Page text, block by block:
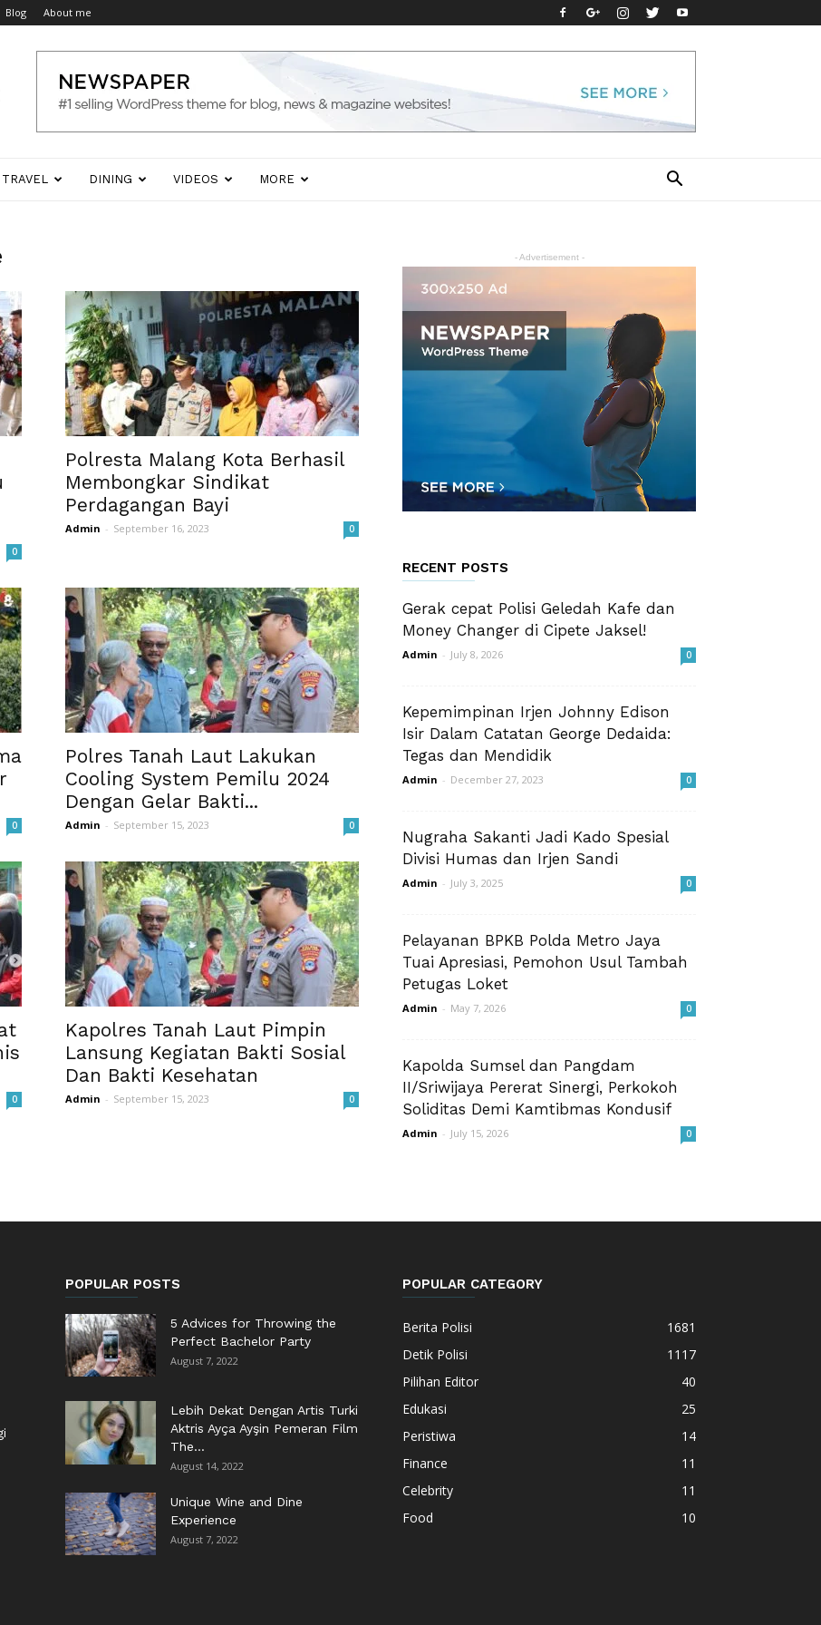
Blog About me
TRAVEL DINING VIDEOS MORE
0
Polresta Malang Kota Berhasil
Membongkar Sindikat
Perdagangan Bayi
Admin - September 16, 2023 0
0
Polres Tanah Laut Lakukan
Cooling System Pemilu 2024
Dengan Gelar Bakti...
Admin - September 15, 2023 0
0
Kapolres Tanah Laut Pimpin
Lansung Kegiatan Bakti Sosial
Dan Bakti Kesehatan
Admin - September 15, 2023 0
- Advertisement -
RECENT POSTS
Gerak cepat Polisi Geledah Kafe dan
Money Changer di Cipete Jaksel!
Admin - July 8, 2026 0
Kepemimpinan Irjen Johnny Edison
Isir Dalam Catatan George Dedaida:
Tegas dan Mendidik
Admin - December 27, 2023 0
Nugraha Sakanti Jadi Kado Spesial
Divisi Humas dan Irjen Sandi
Admin - July 3, 2025 0
Pelayanan BPKB Polda Metro Jaya
Tuai Apresiasi, Pemohon Usul Tambah
Petugas Loket
Admin - May 7, 2026 0
Kapolda Sumsel dan Pangdam
II/Sriwijaya Pererat Sinergi, Perkokoh
Soliditas Demi Kamtibmas Kondusif
Admin - July 15, 2026 0
POPULAR POSTS
5 Advices for Throwing the
Perfect Bachelor Party
August 7, 2022
Lebih Dekat Dengan Artis Turki
Aktris Ayça Ayşin Pemeran Film
The...
August 14, 2022
Unique Wine and Dine
Experience
August 7, 2022
POPULAR CATEGORY
Berita Polisi
1681
Detik Polisi
1117
Pilihan Editor
40
Edukasi
25
Peristiwa
14
Finance
11
Celebrity
11
Food
10